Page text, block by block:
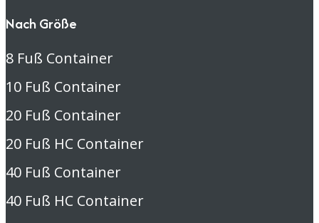
Nach Größe
8 Fuß Container
10 Fuß Container
20 Fuß Container
20 Fuß HC Container
40 Fuß Container
40 Fuß HC Container